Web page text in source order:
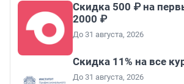
Скидка 500 ₽ на
2000 ₽
До 31 августа, 2026
Скидка 11% на все
До 31 августа, 2026